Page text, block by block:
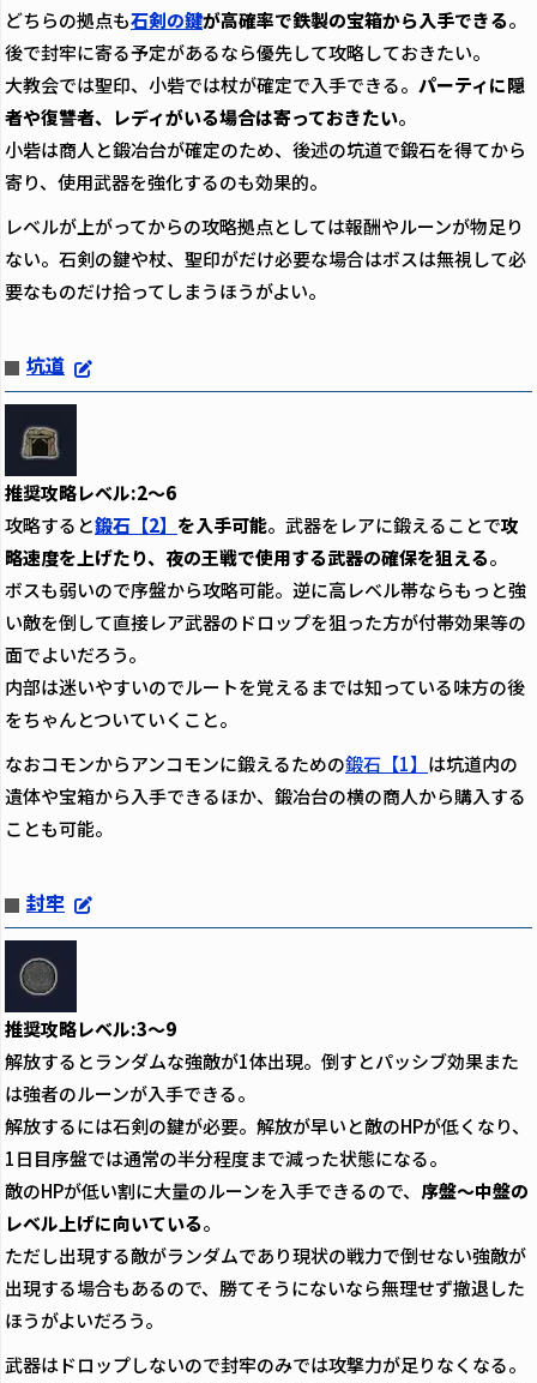
どちらの拠点も石剣の鍵が高確率で鉄製の宝箱から入手できる。
後で封牢に寄る予定があるなら優先して攻略しておきたい。
大教会では聖印、小砦では杖が確定で入手できる。 パーティに隠
者や復讐者、レディがいる場合は寄っておきたい。
小砦は商人と鍛冶台が確定のため、後述の坑道で鍛石を得てから
寄り、使用武器を強化するのも効果的。
レベルが上がってからの攻略拠点としては報酬やルーンが物足り
ない。石剣の鍵や杖、聖印がだけ必要な場合はボスは無視して必
要なものだけ拾ってしまうほうがよい。
坑道
推奨攻略レベル:2～6
攻略すると鍛石【2】 を入手可能。武器をレアに鍛えることで攻
略速度を上げたり、夜の王戦で使用する武器の確保を狙える。
ボスも弱いので序盤から攻略可能。逆に高レベル帯ならもっと強
い敵を倒して直接レア武器のドロップを狙った方が付帯効果等の
面でよいだろう。
内部は迷いやすいのでルートを覚えるまでは知っている味方の後
をちゃんとついていくこと。
なおコモンからアンコモンに鍛えるための鍛石【1】 は坑道内の
遺体や宝箱から入手できるほか、鍛冶台の横の商人から購入する
ことも可能。
封牢
推奨攻略レベル:3～9
解放するとランダムな強敵が1体出現。倒すとパッシブ効果また
は強者のルーンが入手できる。
解放するには石剣の鍵が必要。解放が早いと敵のHPが低くなり、
1日目序盤では通常の半分程度まで減った状態になる。
敵のHPが低い割に大量のルーンを入手できるので、 序盤～中盤の
レベル上げに向いている。
ただし出現する敵がランダムであり現状の戦力で倒せない強敵が
出現する場合もあるので、勝てそうにないなら無理せず撤退した
ほうがよいだろう。
武器はドロップしないので封牢のみでは攻撃力が足りなくなる。